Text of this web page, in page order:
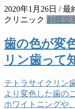
2020年1月26日 / 最
クリニック お役立
歯の色が変
リン歯って
テトラサイクリン
より変色した歯の
ホワイトニングや